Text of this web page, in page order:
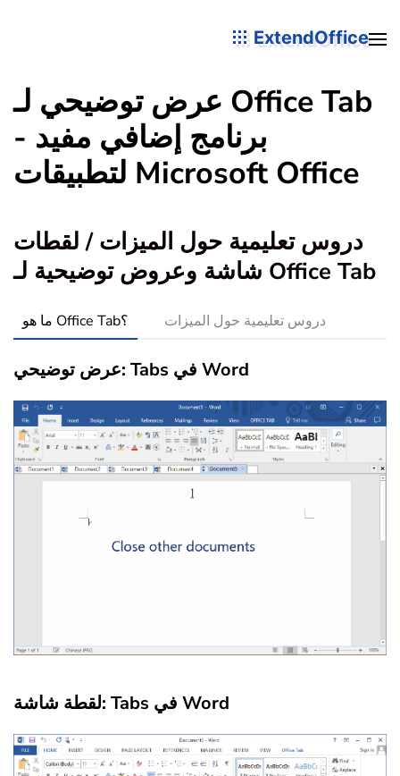
ExtendOffice
عرض توضيحي لـ Office Tab
- برنامج إضافي مفيد
لتطبيقات Microsoft Office
دروس تعليمية حول الميزات / لقطات
شاشة وعروض توضيحية لـ Office Tab
ما هو Office Tab؟ دروس تعليمية حول الميزات
عرض توضيحي: Tabs في Word
لقطة شاشة: Tabs في Word